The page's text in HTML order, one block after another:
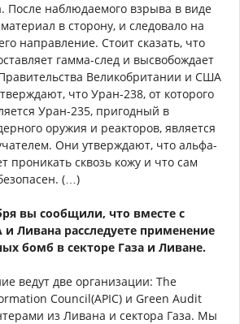
После наблюдаемого взрыва в виде
в сторону, и следовало на
направление. Стоит сказать, что
гамма-след и высвобождает
Великобритании и США
что Уран-238, от которого
Уран-235, пригодный в
оружия и реакторов, является
Они утверждают, что альфа-
проникать сквозь кожу и что сам
(…)
вы сообщили, что вместе с
Ливана расследуете применение
бомб в секторе Газа и Ливане.
ведут две организации: The
Council(APIC) и Green Audit
из Ливана и сектора Газа. Мы